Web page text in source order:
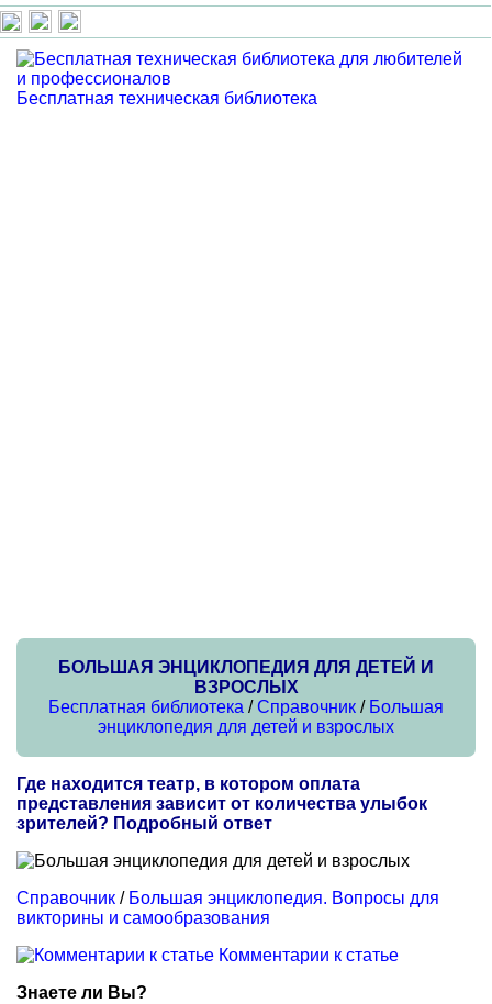
Бесплатная техническая библиотека
БОЛЬШАЯ ЭНЦИКЛОПЕДИЯ ДЛЯ ДЕТЕЙ И
ВЗРОСЛЫХ
Бесплатная библиотека /Справочник / Большая
энциклопедия для детей и взрослых
Где находится театр, в котором оплата
представления зависит от количества улыбок
зрителей? Подробный ответ
Справочник / Большая энциклопедия. Вопросы для
викторины и самообразования
Комментарии к статье
Знаете ли Вы?